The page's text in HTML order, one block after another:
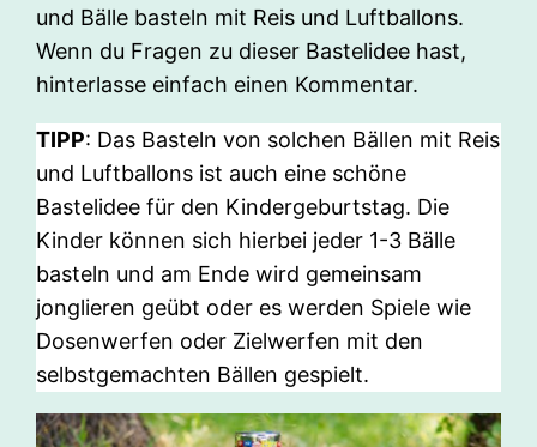
und Bälle basteln mit Reis und Luftballons.
Wenn du Fragen zu dieser Bastelidee hast,
hinterlasse einfach einen Kommentar.
TIPP: Das Basteln von solchen Bällen mit Reis
und Luftballons ist auch eine schöne
Bastelidee für den Kindergeburtstag. Die
Kinder können sich hierbei jeder 1-3 Bälle
basteln und am Ende wird gemeinsam
jonglieren geübt oder es werden Spiele wie
Dosenwerfen oder Zielwerfen mit den
selbstgemachten Bällen gespielt.